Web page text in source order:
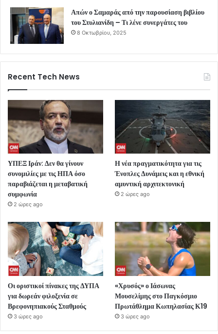
Απών ο Σαμαράς από την παρουσίαση βιβλίου
του Στυλιανίδη – Τι λένε συνεργάτες του
8 Οκτωβρίου, 2025
Recent Tech News
ΥΠΕΞ Ιράν: Δεν θα γίνουν
συνομιλίες με τις ΗΠΑ όσο
παραβιάζεται η μεταβατική
συμφωνία
2 ώρες ago
Η νέα πραγματικότητα για τις
Ένοπλες Δυνάμεις και η εθνική
αμυντική αρχιτεκτονική
2 ώρες ago
Οι οριστικοί πίνακες της ΔΥΠΑ
για δωρεάν φιλοξενία σε
Βρεφονηπιακούς Σταθμούς
3 ώρες ago
«Χρυσός» ο Ιάσωνας
Μουσελίμης στο Παγκόσμιο
Πρωτάθλημα Κωπηλασίας Κ19
3 ώρες ago